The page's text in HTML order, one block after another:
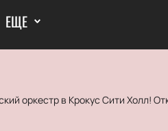
ЕЩЕ
оркестр в Крокус Сити Холл!